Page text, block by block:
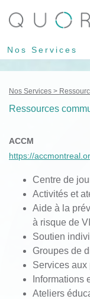
Nos Services
Nos Services
Ressources
ACCM
https://
Centre de
Activités et
Aide à la
à risque de
Soutien
Groupes de
Services aux
Informations
Ateliers